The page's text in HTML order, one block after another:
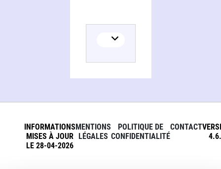
INFORMATIONS
MISES À JOUR
LE 28-04-2026
MENTIONS
LÉGALES
POLITIQUE DE
CONFIDENTIALITÉ
CONTACT